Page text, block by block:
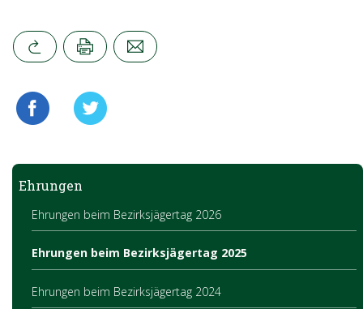
Ehrungen
Ehrungen beim Bezirksjägertag 2026
Ehrungen beim Bezirksjägertag 2025
Ehrungen beim Bezirksjägertag 2024